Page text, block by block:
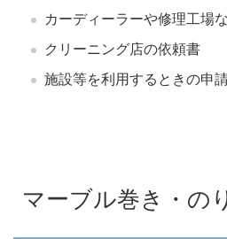
カーディーラーや修理工場
クリーニング店の依頼書
施設等を利用するときの申
マーブル巻き・の